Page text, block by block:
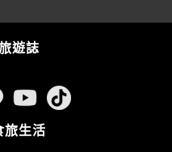
遊誌
旅生活